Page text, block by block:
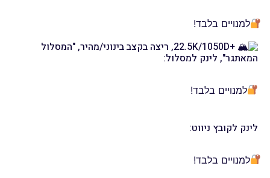
למנויים בלבד!
+22.5K/1050D, ריצה בקצב בינוני/מהיר, "המסלול
המאתגר", לינק למסלול:
למנויים בלבד!
לינק לקובץ ניווט:
למנויים בלבד!